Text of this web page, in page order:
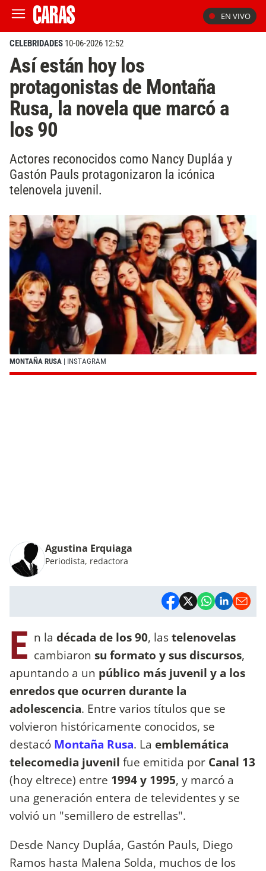
EN VIVO
CELEBRIDADES 10-06-2026 12:52
Así están hoy los
protagonistas de Montaña
Rusa, la novela que marcó a
los 90
Actores reconocidos como Nancy Dupláa y
Gastón Pauls protagonizaron la icónica
telenovela juvenil.
MONTAÑA RUSA | INSTAGRAM
Agustina Erquiaga
Periodista, redactora
E n la década de los 90, lastelenovelas
cambiaron su formato y sus discursos,
apuntando a un público más juvenil y a los
enredos que ocurren durante la
adolescencia. Entre varios títulos que se
volvieron históricamente conocidos, se
destacó Montaña Rusa. La emblemática
telecomedia juvenil fue emitida por Canal 13
(hoy eltrece) entre 1994 y 1995, y marcó a
una generación entera de televidentes y se
volvió un "semillero de estrellas".
Desde Nancy Dupláa, Gastón Pauls, Diego
Ramos hasta Malena Solda, muchos de los